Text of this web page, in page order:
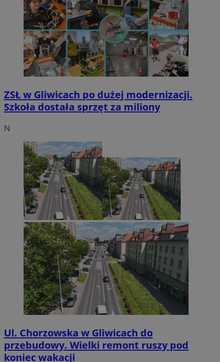
ZSŁ w Gliwicach po dużej modernizacji.
Szkoła dostała sprzęt za miliony
N
Ul. Chorzowska w Gliwicach do
przebudowy. Wielki remont ruszy pod
koniec wakacji